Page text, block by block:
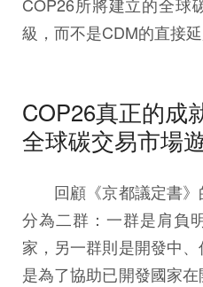
COP26所將建立的全球
級，而不是CDM的直接延
COP26真正的成
全球碳交易市場
回顧《京都議定書》
分為二群：一群是肩負
家，另一群則是開發中
是為了協助已開發國家